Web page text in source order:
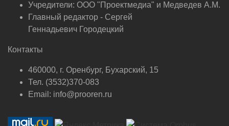
Учредители: ООО "Проектмедиа" и Медведев А.М.
Главный редактор - Сергей
Геннадьевич Городецкий
Контакты
460000, г. Оренбург, Бухарский, 15
Тел. (3532)370-083
Email: info@prooren.ru